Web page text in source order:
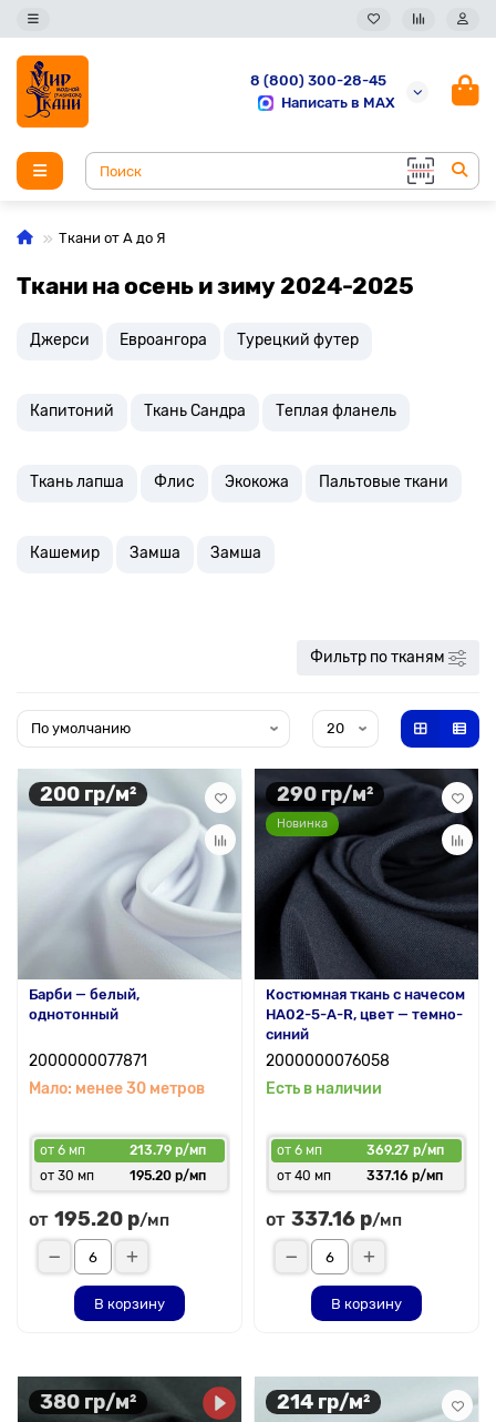
8 (800) 300-28-45
Написать в MAX
Ткани от А до Я
Ткани на осень и зиму 2024-2025
Джерси Евроангора Турецкий футер
Капитоний Ткань Сандра Теплая фланель
Ткань лапша Флис Экокожа Пальтовые ткани
Кашемир Замша Замша
Фильтр по тканям
200 гр/м²
Барби — белый,
однотонный
2000000077871
Мало: менее 30 метров
от 6 мп
213.79 р/мп
от 30 мп
195.20 р/мп
от 195.20 р/мп
В корзину
290 гр/м²
Новинка
Костюмная ткань с начесом
HA02-5-A-R, цвет — темно-
синий
2000000076058
Есть в наличии
от 6 мп
369.27 р/мп
от 40 мп
337.16 р/мп
от 337.16 р/мп
В корзину
380 гр/м² 214 гр/м²